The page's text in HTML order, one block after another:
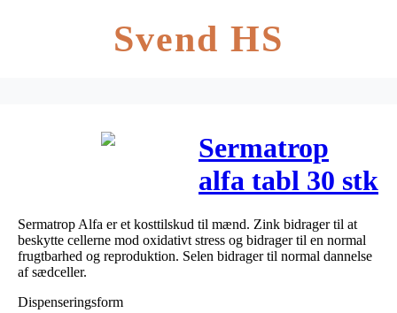
Svend HS
Sermatrop
alfa tabl 30 stk
Sermatrop Alfa er et kosttilskud til mænd. Zink bidrager til at
beskytte cellerne mod oxidativt stress og bidrager til en normal
frugtbarhed og reproduktion. Selen bidrager til normal dannelse
af sædceller.
Dispenseringsform